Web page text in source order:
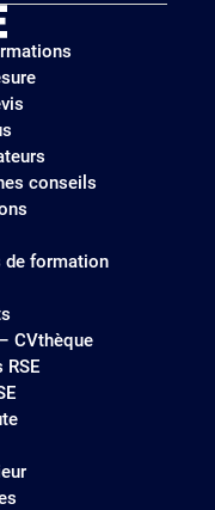
conseils
de formation
CVthèque